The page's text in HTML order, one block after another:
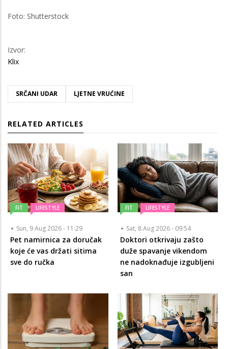
Foto: Shutterstock
Izvor:
Klix
SRČANI UDAR LJETNE VRUĆINE
RELATED ARTICLES
FIT LIFESTYLE
Sun, 9 Aug 2026 - 11:29
Pet namirnica za doručak
koje će vas držati sitima
sve do ručka
FIT LIFESTYLE
Sat, 8 Aug 2026 - 09:54
Doktori otkrivaju zašto
duže spavanje vikendom
ne nadoknađuje izgubljeni
san